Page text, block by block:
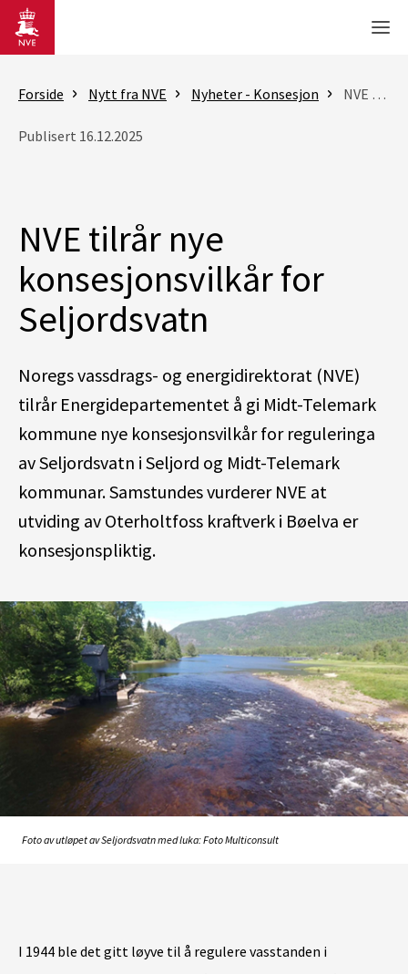
Gå til hovedinnhold
Forside Nytt fra NVE Nyheter - Konsesjon NVE tilrår nye konsesjonsvilkår for Seljordsvatn
Publisert 16.12.2025
NVE tilrår nye
konsesjonsvilkår for
Seljordsvatn
Noregs vassdrags- og energidirektorat (NVE)
tilrår Energidepartementet å gi Midt-Telemark
kommune nye konsesjonsvilkår for reguleringa
av Seljordsvatn i Seljord og Midt-Telemark
kommunar. Samstundes vurderer NVE at
utviding av Oterholtfoss kraftverk i Bøelva er
konsesjonspliktig.
Foto av utløpet av Seljordsvatn med luka: Foto Multiconsult
I 1944 ble det gitt løyve til å regulere vasstanden i